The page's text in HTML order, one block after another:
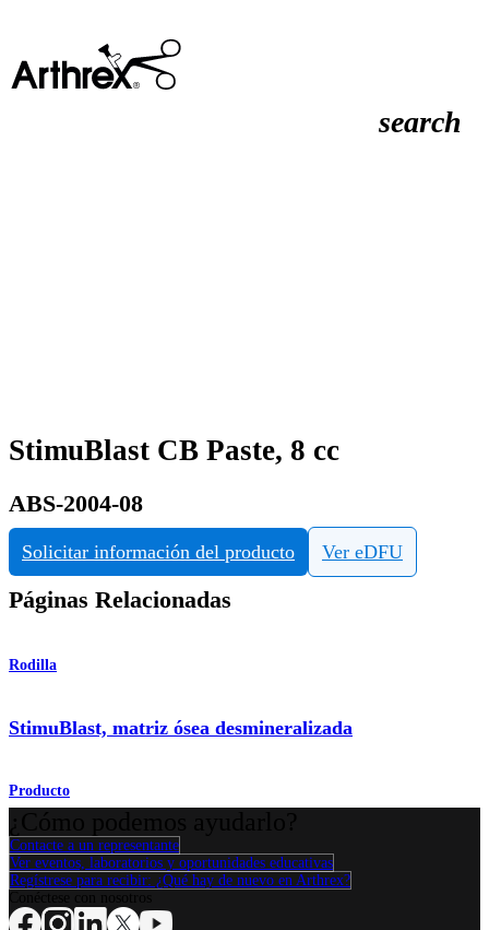
search
StimuBlast CB Paste, 8 cc
ABS-2004-08
Solicitar información del producto Ver eDFU
Páginas Relacionadas
Rodilla
StimuBlast, matriz ósea desmineralizada
Producto
Contacte a un representante
Ver eventos, laboratorios y oportunidades educativas
Regístrese para recibir: ¿Qué hay de nuevo en Arthrex?